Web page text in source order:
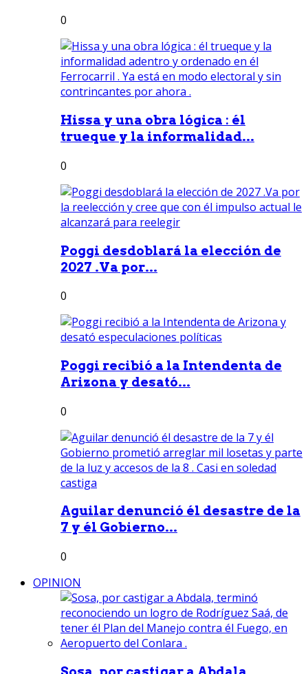
0
Hissa y una obra lógica : él
trueque y la informalidad...
0
Poggi desdoblará la elección de
2027 .Va por...
0
Poggi recibió a la Intendenta de
Arizona y desató...
0
Aguilar denunció él desastre de la
7 y él Gobierno...
0
OPINION